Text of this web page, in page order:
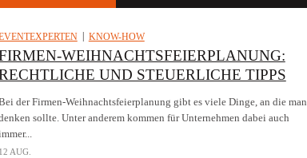
KNOW-HOW
WEIHNACHTSFEIERPLANUNG:
UND STEUERLICHE TIPPS
der Firmen-Weihnachtsfeierplanung gibt es viele Dinge, an die man
sollte. Unter anderem kommen für Unternehmen dabei auch
AUG.